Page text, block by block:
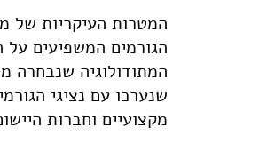
המטרות העיקריות של
שנערכו עם נציגי
מקצועיים וחברות